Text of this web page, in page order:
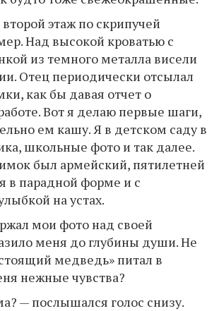
этаж по скрипучей
Над высокой кроватью с
из темного металла висели
Отец периодически отсылал
как бы давая отчет о
Вот я делаю первые шаги,
ем кашу. Я в детском саду в
школьные фото и так далее.
был армейский, пятилетней
в парадной форме и с
на устах.
мои фото над своей
меня до глубины души. Не
медведь» питал в
нежные чувства?
— послышался голос снизу.